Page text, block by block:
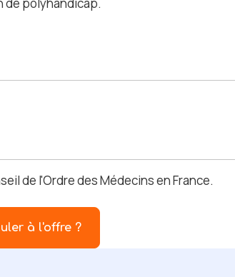
de l'Ordre des Médecins en France.
à l'offre ?